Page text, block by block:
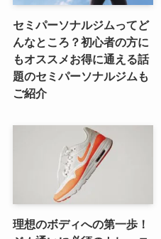
セミパーソナルジムってど
んなところ？初心者の方に
もオススメお得に通える話
題のセミパーソナルジムも
ご紹介
理想のボディへの第一歩！